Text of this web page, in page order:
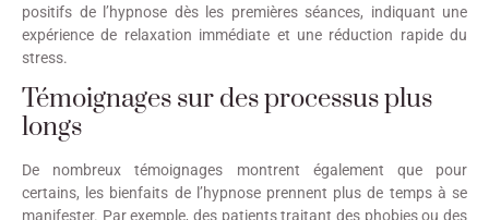
positifs de l’hypnose dès les premières séances, indiquant une
expérience de relaxation immédiate et une réduction rapide du
stress.
Témoignages sur des processus plus
longs
De nombreux témoignages montrent également que pour
certains, les bienfaits de l’hypnose prennent plus de temps à se
manifester. Par exemple, des patients traitant des phobies ou des